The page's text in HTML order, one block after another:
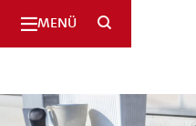
MENÜ SUCHE